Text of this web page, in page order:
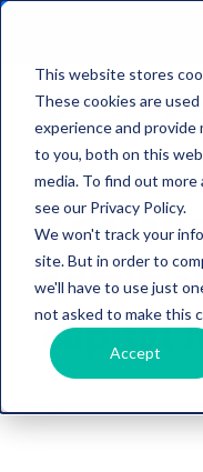
This website stores
These cookies are
experience and provide
to you, both on this
media. To find out
see our Privacy Policy.
We won't track your
site. But in order to
we'll have to use just
not asked to make this
Accept
7
capital